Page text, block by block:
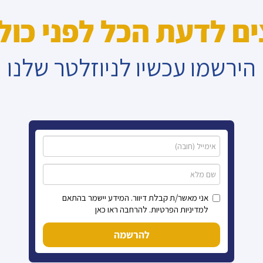
לדעת הכל לפני
הירשמו עכשיו לניוזלטר שלנו
אני מאשר/ת קבלת דיוור. המידע יישמר בהתאם
למדיניות הפרטיות. להרחבה ראו כאן
להרשמה